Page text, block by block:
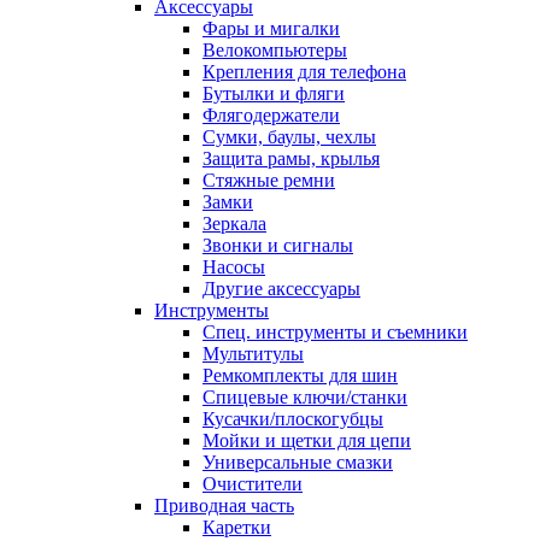
Аксессуары
Фары и мигалки
Велокомпьютеры
Крепления для телефона
Бутылки и фляги
Флягодержатели
Сумки, баулы, чехлы
Защита рамы, крылья
Стяжные ремни
Замки
Зеркала
Звонки и сигналы
Насосы
Другие аксессуары
Инструменты
Спец. инструменты и съемники
Мультитулы
Ремкомплекты для шин
Спицевые ключи/станки
Кусачки/плоскогубцы
Мойки и щетки для цепи
Универсальные смазки
Очистители
Приводная часть
Каретки